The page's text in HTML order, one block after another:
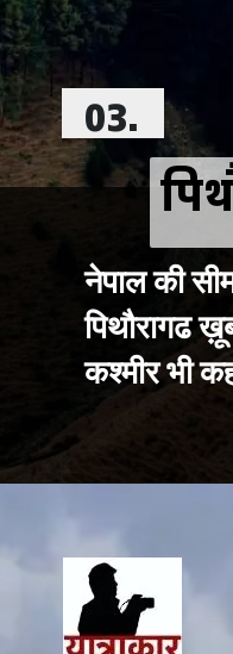
नेपाल की
पिथौरागढ
कश्मीर भी
03.